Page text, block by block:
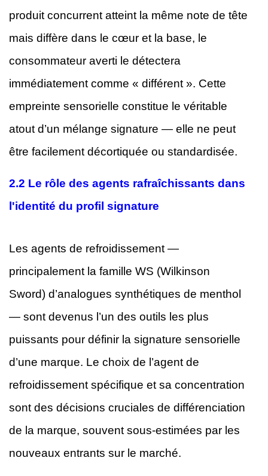
produit concurrent atteint la même note de tête
mais diffère dans le cœur et la base, le
consommateur averti le détectera
immédiatement comme « différent ». Cette
empreinte sensorielle constitue le véritable
atout d’un mélange signature — elle ne peut
être facilement décortiquée ou standardisée.
2.2 Le rôle des agents rafraîchissants dans
l'identité du profil signature
Les agents de refroidissement —
principalement la famille WS (Wilkinson
Sword) d’analogues synthétiques de menthol
— sont devenus l’un des outils les plus
puissants pour définir la signature sensorielle
d’une marque. Le choix de l’agent de
refroidissement spécifique et sa concentration
sont des décisions cruciales de différenciation
de la marque, souvent sous-estimées par les
nouveaux entrants sur le marché.